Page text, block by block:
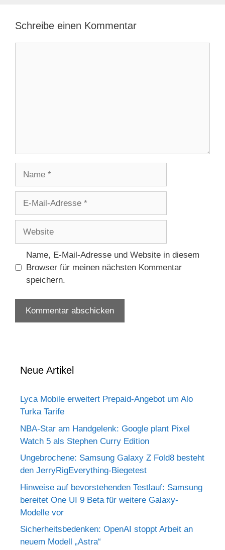
Schreibe einen Kommentar
Adresse
Name, E-Mail-Adresse und Website in diesem
Browser für meinen nächsten Kommentar
speichern.
Neue Artikel
Lyca Mobile erweitert Prepaid-Angebot um Alo
Turka Tarife
NBA-Star am Handgelenk: Google plant Pixel
Watch 5 als Stephen Curry Edition
Ungebrochene: Samsung Galaxy Z Fold8 besteht
den JerryRigEverything-Biegetest
Hinweise auf bevorstehenden Testlauf: Samsung
bereitet One UI 9 Beta für weitere Galaxy-
Modelle vor
Sicherheitsbedenken: OpenAI stoppt Arbeit an
neuem Modell „Astra“